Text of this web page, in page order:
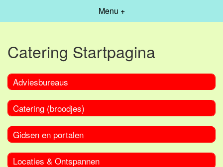
Menu +
Catering Startpagina
Adviesbureaus
Catering (broodjes)
Gidsen en portalen
Locaties & Ontspannen